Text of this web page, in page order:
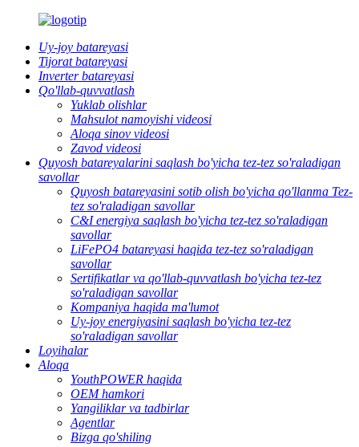
Uy-joy batareyasi
Tijorat batareyasi
Inverter batareyasi
Qo'llab-quvvatlash
Yuklab olishlar
Mahsulot namoyishi videosi
Aloqa sinov videosi
Zavod videosi
Quyosh batareyalarini saqlash bo'yicha tez-tez so'raladigan
savollar
Quyosh batareyasini sotib olish bo'yicha qo'llanma Tez-
tez so'raladigan savollar
C&I energiya saqlash bo'yicha tez-tez so'raladigan
savollar
LiFePO4 batareyasi haqida tez-tez so'raladigan
savollar
Sertifikatlar va qo'llab-quvvatlash bo'yicha tez-tez
so'raladigan savollar
Kompaniya haqida ma'lumot
Uy-joy energiyasini saqlash bo'yicha tez-tez
so'raladigan savollar
Loyihalar
Aloqa
YouthPOWER haqida
OEM hamkori
Yangiliklar va tadbirlar
Agentlar
Bizga qo'shiling